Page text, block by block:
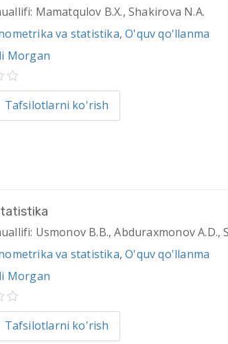
Mamatqulov B.X., Shakirova N.A.
va statistika,O'quv qo'llanma
Morgan
Tafsilotlarni ko'rish
Usmonov B.B., Abduraxmonov A.D.,
va statistika,O'quv qo'llanma
Morgan
Tafsilotlarni ko'rish